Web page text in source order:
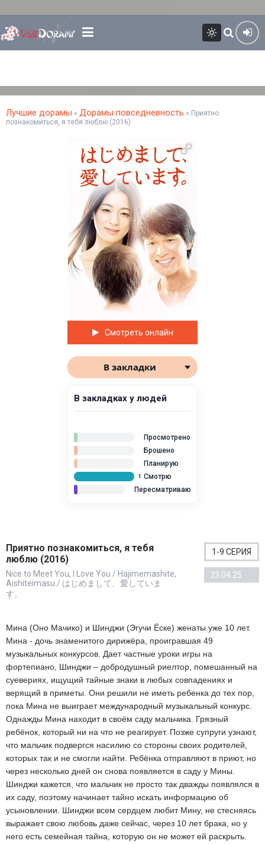
Лучшие дорамы » Дорамы повседневность » Приятно
познакомиться, я тебя люблю (2016)
Смотреть онлайн
В закладки
В закладках у людей
Просмотрено
Брошено
Планирую
Смотрю
1
Пересматриваю
Приятно познакомиться, я тебя
люблю (2016)
Nice to Meet You, I Love You / Hajimemashite,
Aishiteimasu / はじめまして、愛していま
す。
1-9 СЕРИЯ
23.04.25
Мина (Оно Мачико) и Шинджи (Эгучи Ёске) женаты уже 10 лет.
Мина - дочь знаменитого дирижёра, проигравшая 49
музыкальных конкурсов. Дает частные уроки игры на
фортепиано, Шинджи – добродушный риелтор, помешанный на
суевериях, ищущий тайные знаки в любых совпадениях и
верящий в приметы. Они решили не иметь ребенка до тех пор,
пока Мина не выиграет международный музыкальный конкурс.
Однажды Мина находит в своём саду мальчика. Грязный
ребёнок, который ни на что не реагирует. Позже супруги узнают,
что мальчик подвергся насилию со стороны своих родителей,
которых так и не смогли найти. Ребёнка отправляют в приют, но
через несколько дней он снова появляется в саду у Мины.
Шинджи кажется, что мальчик не просто так дважды появлялся в
их саду, поэтому начинает тайно искать информацию об
усыновлении. Шинджи всем сердцем любит Мину, не стесняясь
выражает свою любовь даже сейчас, через 10 лет брака, но у
него есть семейная тайна, которую он не может ей раскрыть.